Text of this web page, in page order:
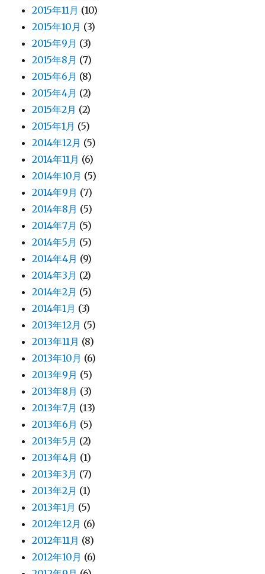
2015年11月 (10)
2015年10月 (3)
2015年9月 (3)
2015年8月 (7)
2015年6月 (8)
2015年4月 (2)
2015年2月 (2)
2015年1月 (5)
2014年12月 (5)
2014年11月 (6)
2014年10月 (5)
2014年9月 (7)
2014年8月 (5)
2014年7月 (5)
2014年5月 (5)
2014年4月 (9)
2014年3月 (2)
2014年2月 (5)
2014年1月 (3)
2013年12月 (5)
2013年11月 (8)
2013年10月 (6)
2013年9月 (5)
2013年8月 (3)
2013年7月 (13)
2013年6月 (5)
2013年5月 (2)
2013年4月 (1)
2013年3月 (7)
2013年2月 (1)
2013年1月 (5)
2012年12月 (6)
2012年11月 (8)
2012年10月 (6)